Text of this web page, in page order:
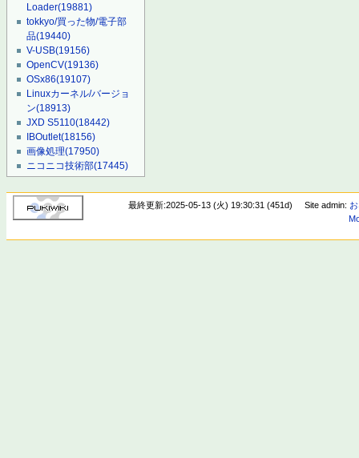
Loader(19881)
tokkyo/買った物/電子部
品(19440)
V-USB(19156)
OpenCV(19136)
OSx86(19107)
Linuxカーネル/バージョ
ン(18913)
JXD S5110(18442)
IBOutlet(18156)
画像処理(17950)
ニコニコ技術部(17445)
最終更新:2025-05-13 (火) 19:30:31 (451d) Site admin: